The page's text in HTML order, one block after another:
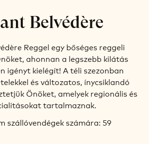
Belvédère
Reggel egy bőséges reggeli
ahonnan a legszebb kilátás
igényt kielégít! A téli szezonban
és változatos, ínycsiklandó
Önöket, amelyek regionális és
tartalmaznak.
szállóvendégek számára: 59